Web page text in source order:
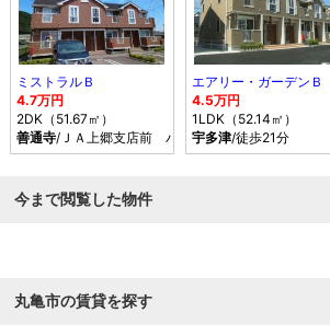
ミストラルＢ
4.7万円
2DK（51.67㎡）
善通寺/ＪＡ上郷支店前 バス乗車時間25分 停歩2分
エアリー・ガーデンＢ
4.5万円
1LDK（52.14㎡）
宇多津/徒歩21分
今まで閲覧した物件
丸亀市の賃貸を探す